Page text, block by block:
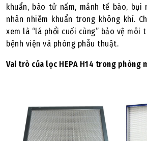
khuẩn, bào tử nấm, mảnh tế bào, bụi
nhân nhiễm khuẩn trong không khí.
xem là “lá phổi cuối cùng” bảo vệ
bệnh viện và phòng phẫu thuật.
Vai trò của lọc HEPA H14 trong phòng